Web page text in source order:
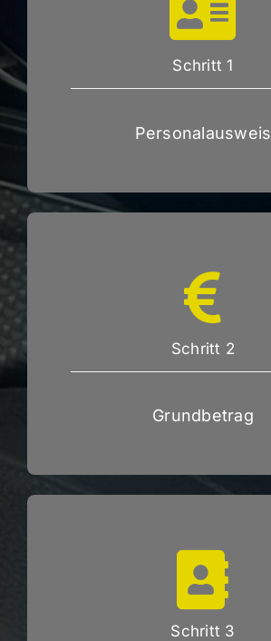
Schritt 1
Personalausweis
Schritt 2
Grundbetrag
Schritt 3